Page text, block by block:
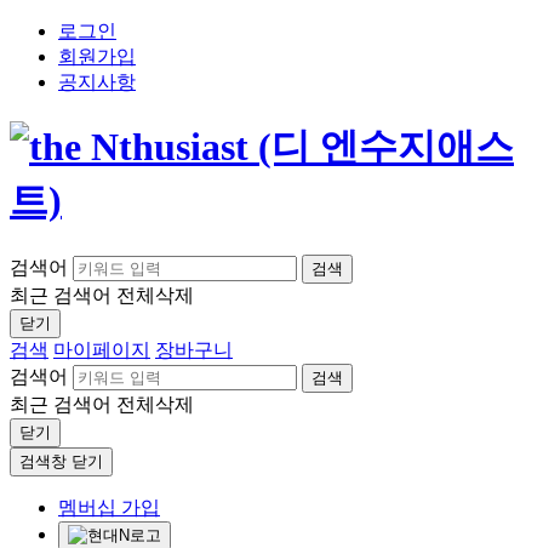
로그인
회원가입
공지사항
검색어 검색
최근 검색어 전체삭제
닫기
검색 마이페이지
장바구니
검색어
검색
최근 검색어 전체삭제
닫기
검색창 닫기
멤버십 가입